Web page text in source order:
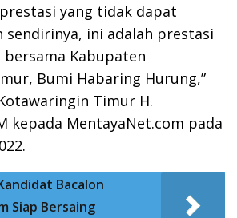
yang tidak dapat
sendirinya, ini adalah prestasi
Kabupaten
Bumi Habaring Hurung,”
Timur H.
kepada MentayaNet.com pada
Bacalon
Siap Bersaing